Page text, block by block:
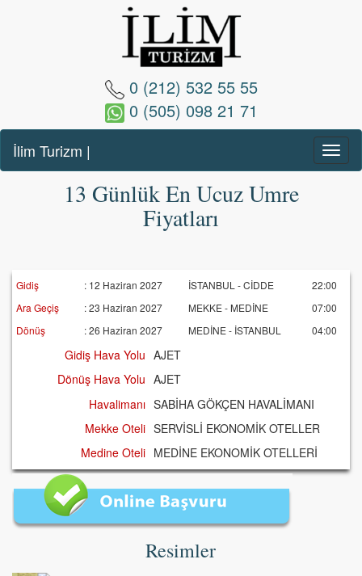
0 (212) 532 55 55
0 (505) 098 21 71
İlim Turizm |
13 Günlük En Ucuz Umre
Fiyatları
Gidiş : 12 Haziran 2027 İSTANBUL - CİDDE
22:00
Ara Geçiş
: 23 Haziran 2027 MEKKE - MEDİNE
07:00
Dönüş
: 26 Haziran 2027 MEDİNE - İSTANBUL 04:00
Gidiş Hava Yolu AJET
Dönüş Hava Yolu AJET
Havalimanı SABİHA GÖKÇEN HAVALİMANI
Mekke Oteli SERVİSLİ EKONOMİK OTELLER
Medine Oteli MEDİNE EKONOMİK OTELLERİ
Resimler